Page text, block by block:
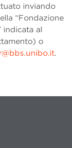
inviando
“Fondazione
indicata al
o
.